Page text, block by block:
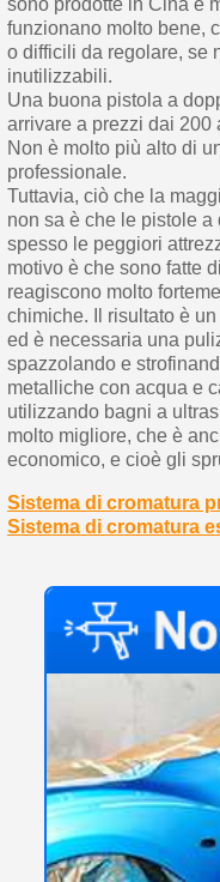
sono prodotte in Cina e
funzionano molto bene,
o difficili da regolare, se
inutilizzabili.
Una buona pistola a
arrivare a prezzi dai 200
Non è molto più alto di
professionale.
Tuttavia, ciò che la
non sa è che le pistole
spesso le peggiori
motivo è che sono fatte
reagiscono molto
chimiche. Il risultato è
ed è necessaria una
spazzolando e
metalliche con acqua e
utilizzando bagni a
molto migliore, che è
economico, e cioè gli
Sistema di cromatura
Sistema di cromatura